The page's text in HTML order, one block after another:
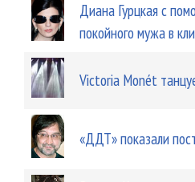
Диана Гурцкая с
покойного мужа в
Victoria Monét
«ДДТ» показали